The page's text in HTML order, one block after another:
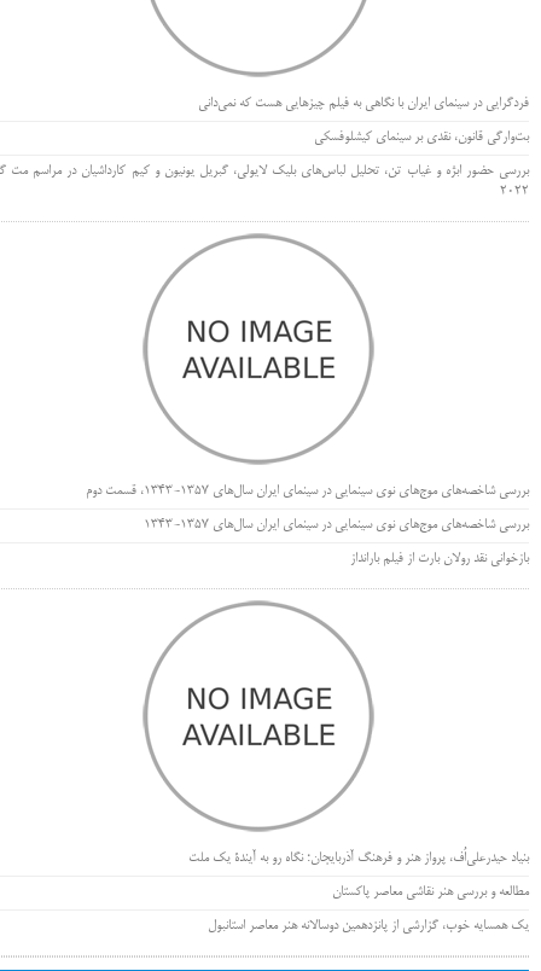
فردگرایی در سینمای ایران با نگاهی به فیلم چیزهایی هست که نمی‌دانی
بت‌وارگی قانون، نقدی بر سینمای کیشلوفسکی
بررسی حضور ابژه و غیاب تن، تحلیل لباس‌های بلیک لایولی، گبریل یونیون و کیم کارداشیان در مراسم مت
۲۰۲۲
بررسی شاخصه‌های موج‌های نوی سینمایی در سینمای ایران سال‌های 1357-1343، قسمت دوم
بررسی شاخصه‌های موج‌های نوی سینمایی در سینمای ایران سال‌های 1357-1343
بازخوانی نقد رولان بارت از فیلم بارانداز
بنیاد حیدرعلی‌اُف، پرواز هنر و فرهنگ آذربایجان؛ نگاه رو به آیندۀ یک ملت
مطالعه و بررسی هنر نقاشی معاصر پاکستان
یک همسایه خوب، گزارشی از پانزدهمین دوسالانه هنر معاصر استانبول